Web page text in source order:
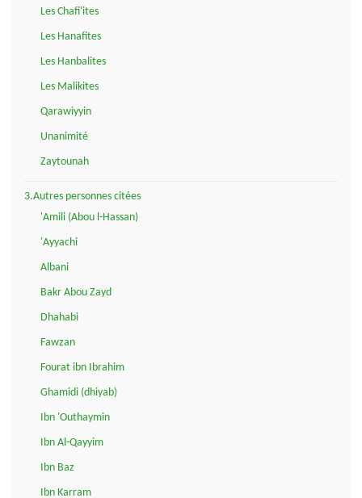
Les Chafi'ites
Les Hanafites
Les Hanbalites
Les Malikites
Qarawiyyin
Unanimité
Zaytounah
3.Autres personnes citées
'Amili (Abou l-Hassan)
'Ayyachi
Albani
Bakr Abou Zayd
Dhahabi
Fawzan
Fourat ibn Ibrahim
Ghamidi (dhiyab)
Ibn 'Outhaymin
Ibn Al-Qayyim
Ibn Baz
Ibn Karram